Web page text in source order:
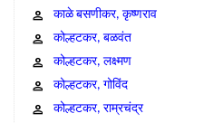
काळे बसणीकर, कृष्णराव
कोल्हटकर, बळवंत
कोल्हटकर, लक्ष्मण
कोल्हटकर, गोविंद
कोल्हटकर, राम्रचंद्र